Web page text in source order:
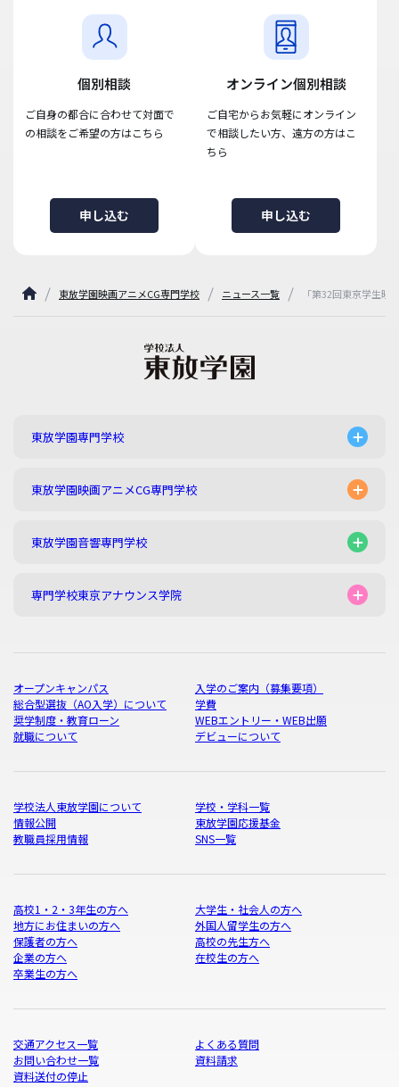
個別相談
ご自身の都合に合わせて対面で
の相談をご希望の方はこちら
申し込む
オンライン個別相談
ご自宅からお気軽にオンライン
で相談したい方、遠方の方はこ
ちら
申し込む
東放学園映画アニメCG専門学校 ニュース一覧 「第32回東京学生
東放学園専門学校
東放学園映画アニメCG専門学校
東放学園音響専門学校
専門学校東京アナウンス学院
オープンキャンパス
入学のご案内（募集要項）
総合型選抜（AO入学）について
学費
奨学制度・教育ローン
WEBエントリー・WEB出願
就職について
デビューについて
学校法人東放学園について
学校・学科一覧
情報公開
東放学園応援基金
教職員採用情報
SNS一覧
高校1・2・3年生の方へ
大学生・社会人の方へ
地方にお住まいの方へ
外国人留学生の方へ
保護者の方へ
高校の先生方へ
企業の方へ
在校生の方へ
卒業生の方へ
交通アクセス一覧
よくある質問
お問い合わせ一覧
資料請求
資料送付の停止